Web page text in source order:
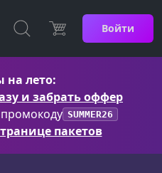
Войти
на лето:
и забрать оффер
SUMMER26
пакетов